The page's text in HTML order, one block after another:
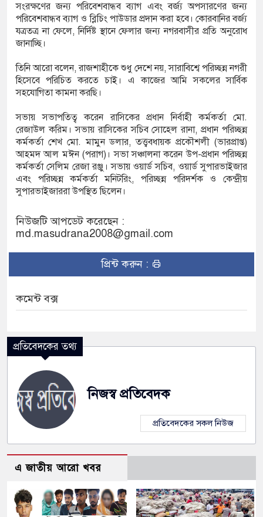
সংরক্ষণের জন্য পরিবেশবান্ধব ব্যাগ এবং বর্জ্য অপসারণের জন্য
পরিবেশবান্ধব ব্যাগ ও ব্লিচিং পাউডার প্রদান করা হবে। কোরবানির বর্জ্য
যত্রতত্র না ফেলে, নির্দিষ্ট স্থানে ফেলার জন্য নগরবাসীর প্রতি অনুরোধ
জানাচ্ছি।
তিনি আরো বলেন, রাজশাহীকে শুধু দেশে নয়, সারাবিশ্বে পরিচ্ছন্ন নগরী
হিসেবে পরিচিত করতে চাই। এ কাজের আমি সকলের সার্বিক
সহযোগিতা কামনা করছি।
সভায় সভাপতিত্ব করেন রাসিকের প্রধান নির্বাহী কর্মকর্তা মো.
রেজাউল করিম। সভায় রাসিকের সচিব সোহেল রানা, প্রধান পরিচ্ছন্ন
কর্মকর্তা শেখ মো. মামুন ডলার, তত্ত্ববধায়ক প্রকৌশলী (ভারপ্রাপ্ত)
আহমদ আল মঈন (পরাগ)। সভা সঞ্চালনা করেন উপ-প্রধান পরিচ্ছন্ন
কর্মকর্তা সেলিম রেজা রঞ্জু। সভায় ওয়ার্ড সচিব, ওয়ার্ড সুপারভাইজার
এবং পরিচ্ছন্ন কর্মকর্তা মনিটরিং, পরিচ্ছন্ন পরিদর্শক ও কেন্দ্রীয়
সুপারভাইজাররা উপস্থিত ছিলেন।
নিউজটি আপডেট করেছেন :
md.masudrana2008@gmail.com
প্রিন্ট করুন :
কমেন্ট বক্স
প্রতিবেদকের তথ্য
নিজস্ব প্রতিবেদক
প্রতিবেদকের সকল নিউজ
এ জাতীয় আরো খবর